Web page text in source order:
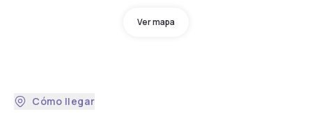
Ver mapa
Cómo llegar